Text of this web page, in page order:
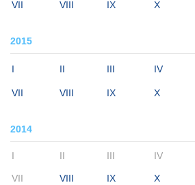
VII VIII IX X
2015
I II III IV
VII VIII IX X
2014
I II III IV
VII VIII IX X